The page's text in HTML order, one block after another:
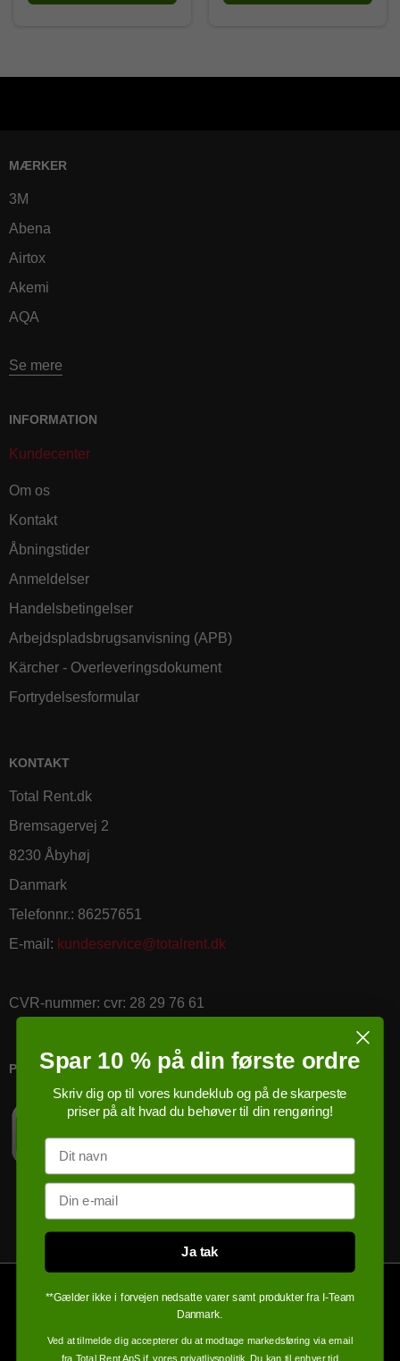
MÆRKER
3M
Abena
Airtox
Akemi
AQA
Se mere
INFORMATION
Kundecenter
Om os
Kontakt
Åbningstider
Anmeldelser
Handelsbetingelser
Arbejdspladsbrugsanvisning (APB)
Kärcher - Overleveringsdokument
Fortrydelsesformular
KONTAKT
Total Rent.dk
Bremsagervej 2
8230 Åbyhøj
Danmark
Telefonnr.: 86257651
E-mail : kundeservice@totalrent.dk
CVR-nummer: cvr: 28 29 76 61
PRICERUNNER KØBSGARANTI
Spar 10 % på din første ordre
Skriv dig op til vores kundeklub og på de skarpeste
priser på alt hvad du behøver til din rengøring!
Navn
Email
Ja tak
**Gælder ikke i forvejen nedsatte varer samt produkter fra I-Team
Danmark.
Ved at tilmelde dig accepterer du at modtage markedsføring via email
fra Total Rent ApS jf.vores privatlivspolitik . Du kan til enhver tid